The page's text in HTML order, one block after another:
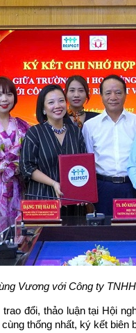
Vương với Công ty
đổi, thảo luận tại Hội
thống nhất, ký kết